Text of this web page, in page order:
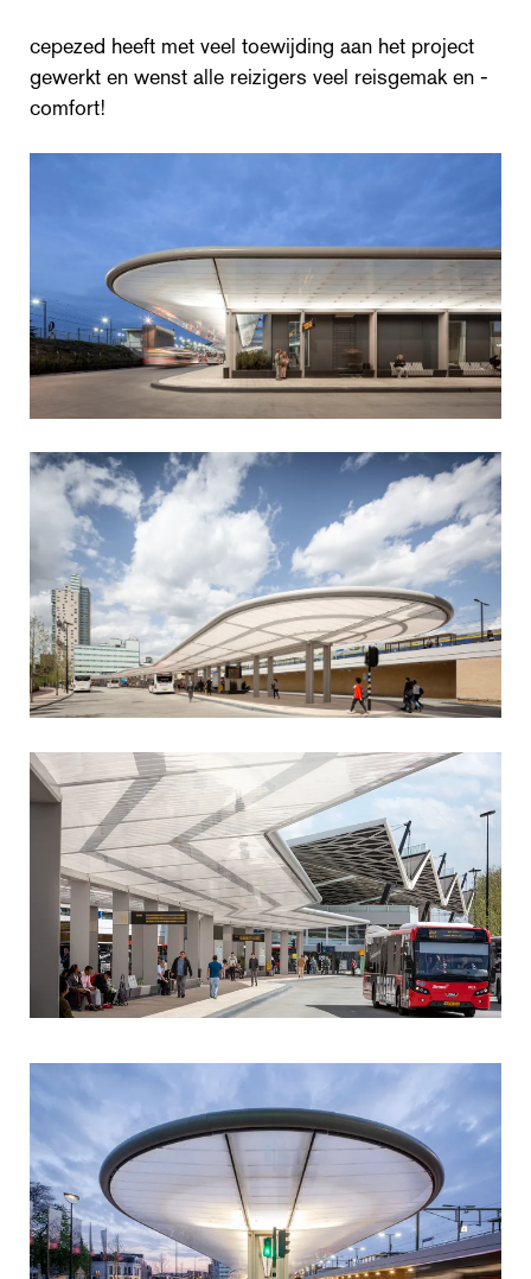
cepezed heeft met veel toewijding aan het project
gewerkt en wenst alle reizigers veel reisgemak en -
comfort!